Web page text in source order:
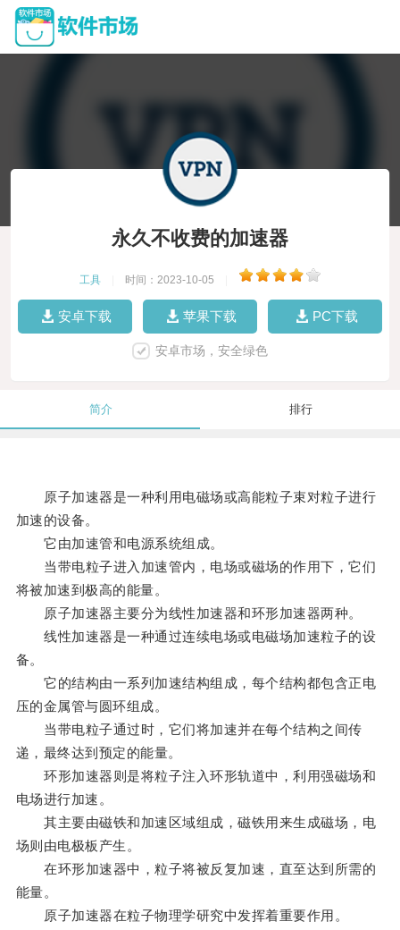
永久不收费的加速器
工具 时间：2023-10-05
安卓下载 苹果下载 PC下载
安卓市场，安全绿色
简介 排行
原子加速器是一种利用电磁场或高能粒子束对粒子进行
加速的设备。
它由加速管和电源系统组成。
当带电粒子进入加速管内，电场或磁场的作用下，它们
将被加速到极高的能量。
原子加速器主要分为线性加速器和环形加速器两种。
线性加速器是一种通过连续电场或电磁场加速粒子的设
备。
它的结构由一系列加速结构组成，每个结构都包含正电
压的金属管与圆环组成。
当带电粒子通过时，它们将加速并在每个结构之间传
递，最终达到预定的能量。
环形加速器则是将粒子注入环形轨道中，利用强磁场和
电场进行加速。
其主要由磁铁和加速区域组成，磁铁用来生成磁场，电
场则由电极板产生。
在环形加速器中，粒子将被反复加速，直至达到所需的
能量。
原子加速器在粒子物理学研究中发挥着重要作用。